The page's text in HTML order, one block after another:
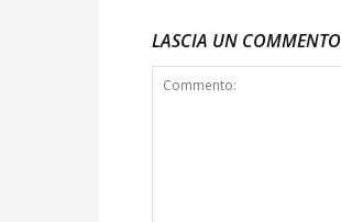
LASCIA UN COMMENTO